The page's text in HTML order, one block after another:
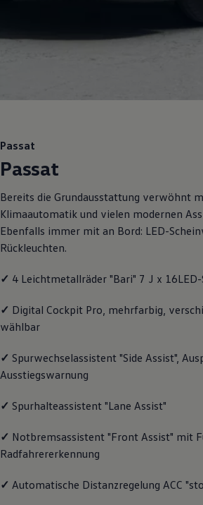
Pannen- und Unfallhilfe
Schutz und Pflege
Digitale Extras
Handy und Fahrzeug
Updates für Software,
Über Ihr Auto
Vorgängermodelle
Warn- und
Digitale Betriebsanleitung
Live Beratung
Transport
Familie
Elektromobilität
Pannen- und Unfallhilfe
Passat
Passat
Bereits die Grundausstattung verwöhnt
Klimaautomatik und vielen modernen
Ebenfalls immer mit an Bord: LED-
Rückleuchten.
✓ 4 Leichtmetallräder "Bari" 7 J x
✓ Digital Cockpit Pro, mehrfarbig,
wählbar
✓ Spurwechselassistent "Side Assist",
Ausstiegswarnung
✓ Spurhalteassistent "Lane Assist"
✓ Notbremsassistent "Front Assist" mit
Radfahrererkennung
✓ Automatische Distanzregelung ACC